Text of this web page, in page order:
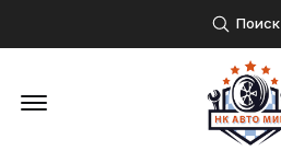
Поиск
Открыть боковое меню